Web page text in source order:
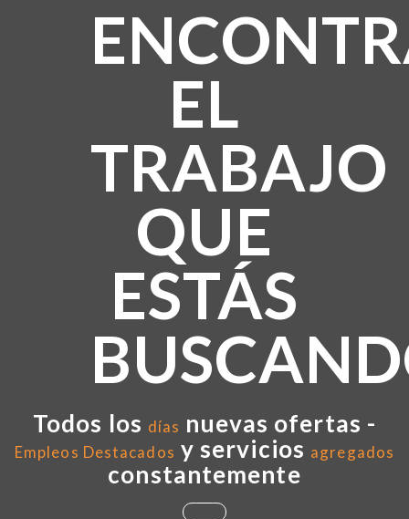
EL
TRABAJO
QUE
ESTÁS
Todos los días nuevas ofertas -
Empleos Destacados y servicios agregados
constantemente